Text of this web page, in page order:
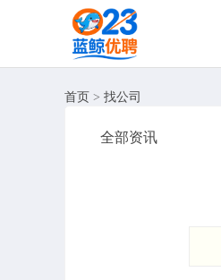
首页 > 找公司
全部资讯